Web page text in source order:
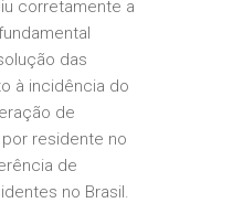
corretamente a
das
à incidência do
de
residente no
de
no Brasil.